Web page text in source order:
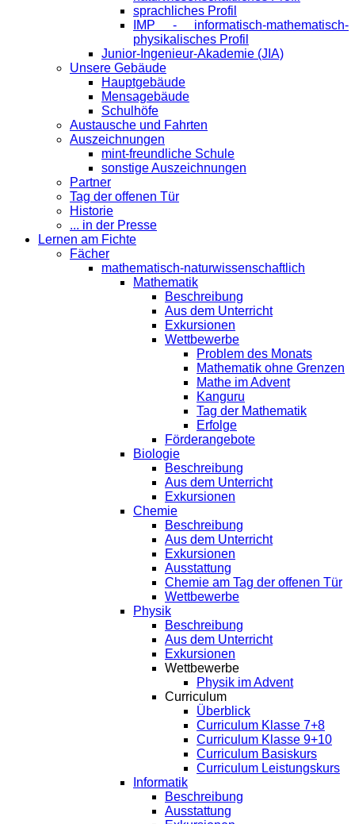
sprachliches Profil
IMP - informatisch-mathematisch-
physikalisches Profil
Junior-Ingenieur-Akademie (JIA)
Unsere Gebäude
Hauptgebäude
Mensagebäude
Schulhöfe
Austausche und Fahrten
Auszeichnungen
mint-freundliche Schule
sonstige Auszeichnungen
Partner
Tag der offenen Tür
Historie
... in der Presse
Lernen am Fichte
Fächer
mathematisch-naturwissenschaftlich
Mathematik
Beschreibung
Aus dem Unterricht
Exkursionen
Wettbewerbe
Problem des Monats
Mathematik ohne Grenzen
Mathe im Advent
Kanguru
Tag der Mathematik
Erfolge
Förderangebote
Biologie
Beschreibung
Aus dem Unterricht
Exkursionen
Chemie
Beschreibung
Aus dem Unterricht
Exkursionen
Ausstattung
Chemie am Tag der offenen Tür
Wettbewerbe
Physik
Beschreibung
Aus dem Unterricht
Exkursionen
Wettbewerbe
Physik im Advent
Curriculum
Überblick
Curriculum Klasse 7+8
Curriculum Klasse 9+10
Curriculum Basiskurs
Curriculum Leistungskurs
Informatik
Beschreibung
Ausstattung